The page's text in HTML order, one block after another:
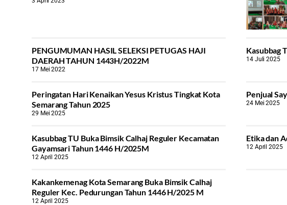
PENGUMUMAN HASIL SELEKSI PETUGAS HAJI
DAERAH TAHUN 1443H/2022M
17 Mei 2022
Kasubbag
14 Juli 2025
Peringatan Hari Kenaikan Yesus Kristus Tingkat Kota
Semarang Tahun 2025
29 Mei 2025
Penjual
24 Mei 2025
Kasubbag TU Buka Bimsik Calhaj Reguler Kecamatan
Gayamsari Tahun 1446 H/2025M
12 April 2025
Etika dan
12 April 2025
Kakankemenag Kota Semarang Buka Bimsik Calhaj
Reguler Kec. Pedurungan Tahun 1446 H/2025 M
12 April 2025